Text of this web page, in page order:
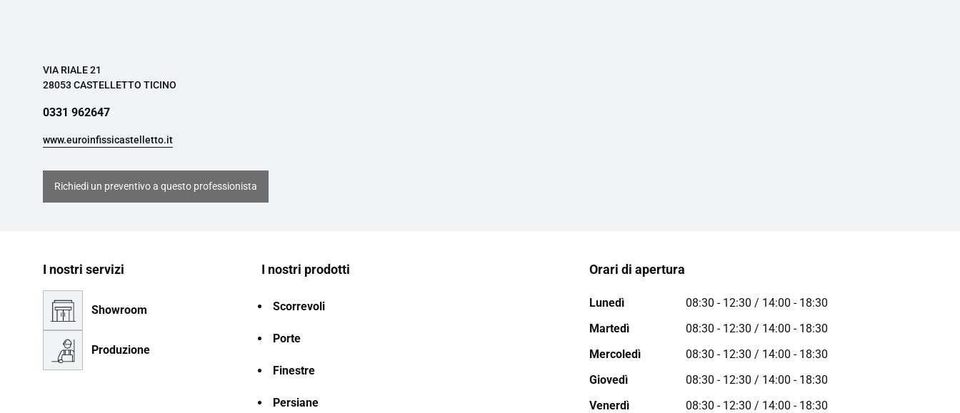
VIA RIALE 21
28053 CASTELLETTO TICINO
0331 962647
www.euroinfissicastelletto.it
Richiedi un preventivo a questo professionista
I nostri servizi
Showroom
Produzione
I nostri prodotti
Scorrevoli
Porte
Finestre
Persiane
Orari di apertura
Lunedì
08:30 - 12:30 / 14:00 - 18:30
Martedì
08:30 - 12:30 / 14:00 - 18:30
Mercoledì
08:30 - 12:30 / 14:00 - 18:30
Giovedì
08:30 - 12:30 / 14:00 - 18:30
Venerdì
08:30 - 12:30 / 14:00 - 18:30